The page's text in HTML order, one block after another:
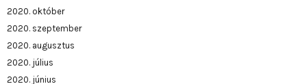
2020. október
2020. szeptember
2020. augusztus
2020. július
2020. június